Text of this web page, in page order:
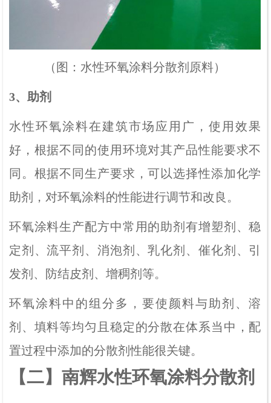
（图：水性环氧涂料分散剂原料）
3、助剂
水性环氧涂料在建筑市场应用广，使用效果
好，根据不同的使用环境对其产品性能要求不
同。根据不同生产要求，可以选择性添加化学
助剂，对环氧涂料的性能进行调节和改良。
环氧涂料生产配方中常用的助剂有增塑剂、稳
定剂、流平剂、消泡剂、乳化剂、催化剂、引
发剂、防结皮剂、增稠剂等。
环氧涂料中的组分多，要使颜料与助剂、溶
剂、填料等均匀且稳定的分散在体系当中，配
置过程中添加的分散剂性能很关键。
【二】南辉水性环氧涂料分散剂